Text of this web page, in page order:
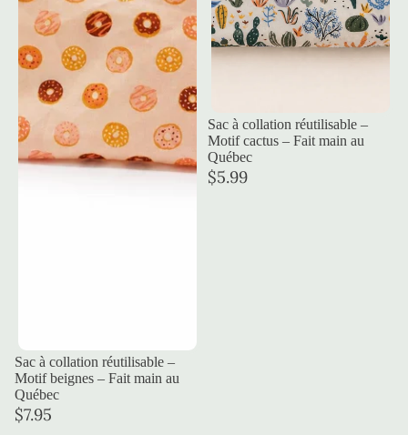
Sac à collation réutilisable –
Motif beignes – Fait main au
Québec
$7.95
Sac à collation réutilisable –
Motif cactus – Fait main au
Québec
$5.99